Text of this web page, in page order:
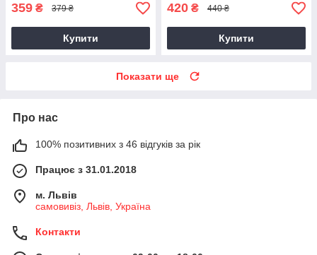
359 ₴ 379 ₴
Купити
420 ₴ 440 ₴
Купити
Показати ще
Про нас
100% позитивних з 46 відгуків за рік
Працює з 31.01.2018
м. Львів
самовивіз, Львів, Україна
Контакти